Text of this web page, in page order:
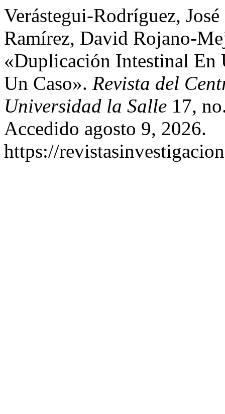
Verástegui-Rodríguez,
Ramírez, David Rojano-
«Duplicación Intestinal En
Un Caso». Revista del
Universidad la Salle 17,
Accedido agosto 9, 2026.
https://